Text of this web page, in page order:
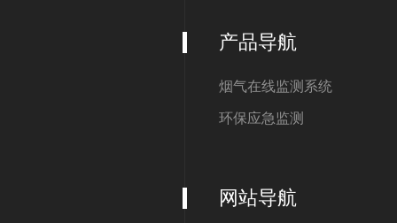
产品导航
烟气在线监测系统
环保应急监测
网站导航